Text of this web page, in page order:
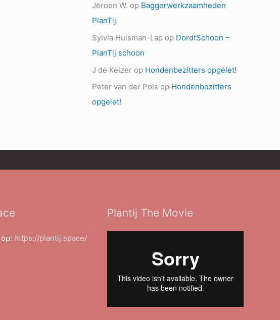
Jeroen W. op Baggerwerkzaamheden
PlanTij
Sylvia Huisman-Lap op DordtSchoon –
PlanTij schoon
J de Keizer op Hondenbezitters opgelet!
Peter van der Pols op Hondenbezitters
opgelet!
https://plantij.space/
Plantij The Movie